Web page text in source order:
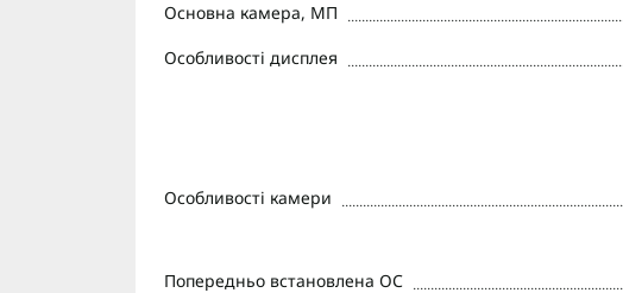
Основна камера, МП
Особливості дисплея
Особливості камери
Попередньо встановлена ОС